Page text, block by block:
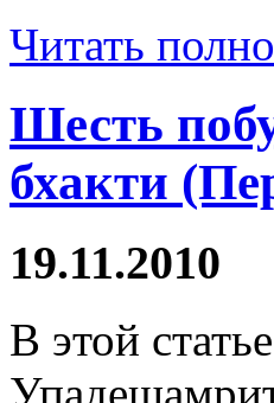
Читать
Шесть
бхакти
19.11.2010
В этой